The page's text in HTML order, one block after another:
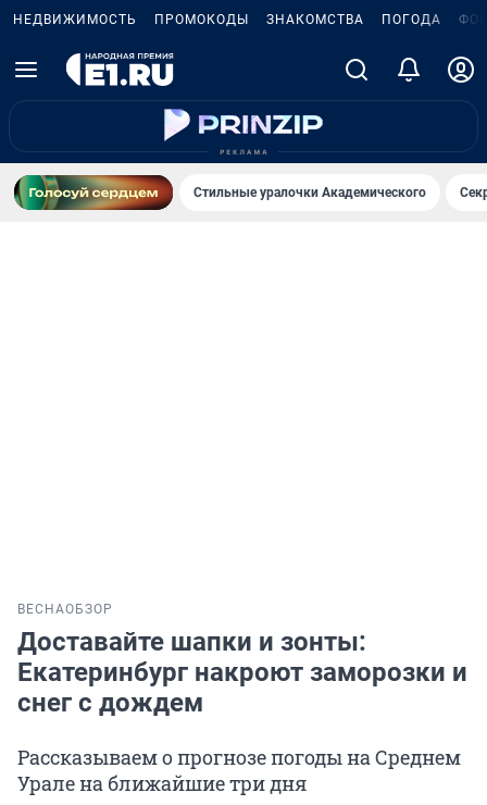
НЕДВИЖИМОСТЬ ПРОМОКОДЫ ЗНАКОМСТВА ПОГОДА
Стильные уралочки Академического
ВЕСНАОБЗОР
Доставайте шапки и зонты:
Екатеринбург накроют заморозки и
снег с дождем
Рассказываем о прогнозе погоды на Среднем
Урале на ближайшие три дня